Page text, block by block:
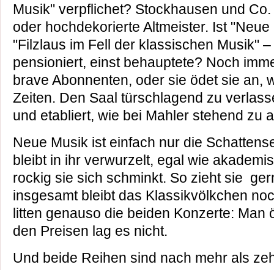
Musik" verpflichet? Stockhausen und
oder hochdekorierte Altmeister. Ist
"Filzlaus im Fell der klassischen Musik"
pensioniert, einst behauptete? Noch
brave Abonnenten, oder sie ödet sie an,
Zeiten. Den Saal türschlagend zu
und etabliert, wie bei Mahler stehend zu
Neue Musik ist einfach nur die
bleibt in ihr verwurzelt, egal wie
rockig sie sich schminkt. So zieht sie
insgesamt bleibt das Klassikvölkchen
litten genauso die beiden Konzerte: Man
den Preisen lag es nicht.
Und beide Reihen sind nach mehr als